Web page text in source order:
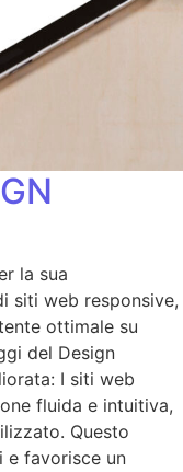
la sua
siti web responsive,
ottimale su
del Design
I siti web
fluida e intuitiva,
Questo
e favorisce un